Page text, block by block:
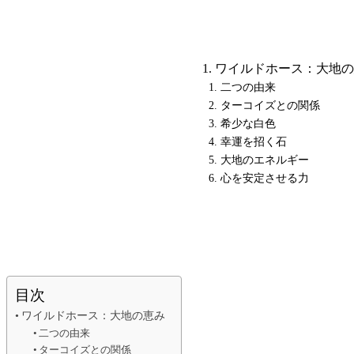
ワイルドホース：大地
二つの由来
ターコイズとの関係
希少な白色
幸運を招く石
大地のエネルギー
心を安定させる力
目次
ワイルドホース：大地の恵み
二つの由来
ターコイズとの関係